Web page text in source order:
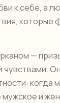
к себе, а
которые
—
когда
и